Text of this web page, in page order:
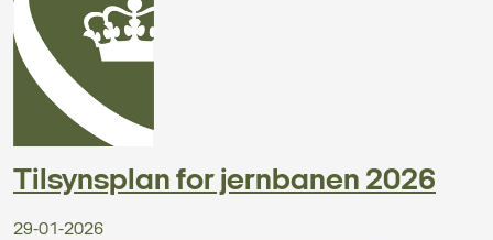
Tilsynsplan for jernbanen 2026
29-01-2026